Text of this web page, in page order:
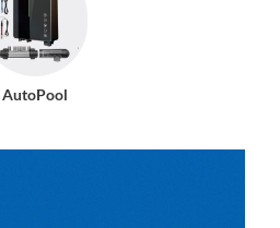
AutoPool